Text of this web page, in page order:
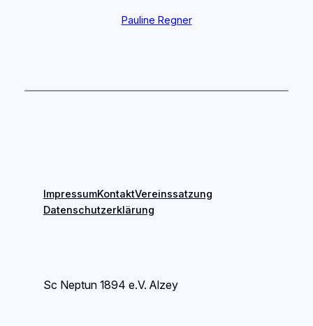
Pauline Regner
ImpressumKontaktVereinssatzung
Datenschutzerklärung
Sc Neptun 1894 e.V. Alzey